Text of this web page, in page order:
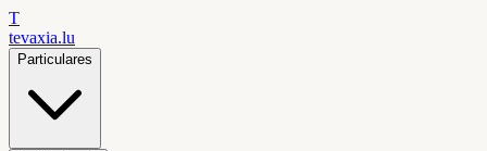
T
tevaxia.lu
Particulares